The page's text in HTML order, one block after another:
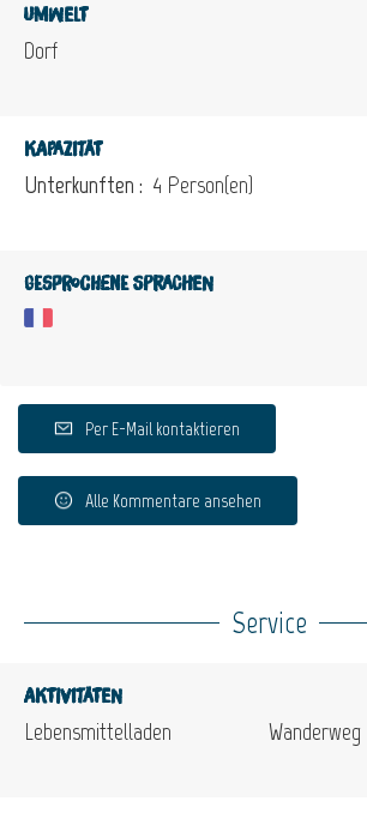
Umwelt
Dorf
Kapazität
Unterkunften : 4 Person(en)
Gesprochene Sprachen
Per E-Mail kontaktieren
Alle Kommentare ansehen
Service
Aktivitäten
Lebensmittelladen Wanderweg